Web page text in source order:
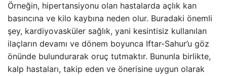
Örneğin, hipertansiyonu olan hastalarda açlık kan
basıncına ve kilo kaybına neden olur. Buradaki önemli
şey, kardiyovasküler sağlık, yani kesintisiz kullanılan
ilaçların devamı ve dönem boyunca Iftar-Sahur’u göz
önünde bulundurarak oruç tutmaktır. Bununla birlikte,
kalp hastaları, takip eden ve önerisine uygun olarak